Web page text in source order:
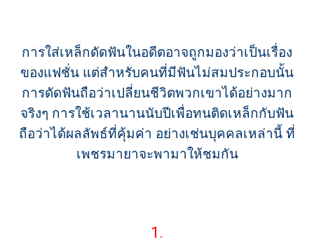
การใส่เหล็กดัดฟันในอดีตอาจถูกมองว่าเป็นเรื่อง
ของแฟชั่น แต่สำหรับคนที่มีฟันไม่สมประกอบนั้น
การดัดฟันถือว่าเปลี่ยนชีวิตพวกเขาได้อย่างมาก
จริงๆ การใช้เวลานานนับปีเพื่อทนติดเหล็กกับฟัน
ถือว่าได้ผลลัพธ์ที่คุ้มค่า อย่างเช่นบุคคลเหล่านี้ ที่
เพชรมายาจะพามาให้ชมกัน
1.